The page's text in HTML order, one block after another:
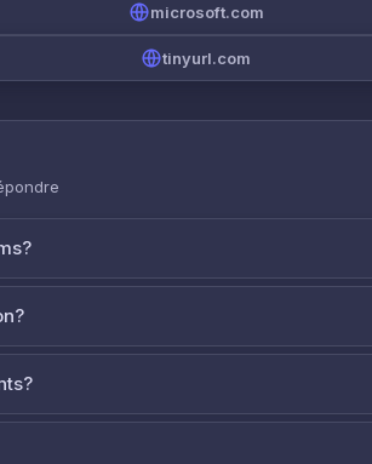
microsoft.com
tinyurl.com